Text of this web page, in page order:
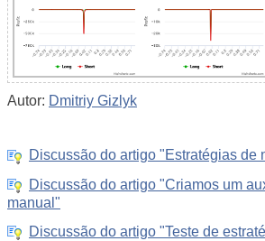
Autor: Dmitriy Gizlyk
Discussão do artigo "Estratégias de
Discussão do artigo "Criamos um
manual"
Discussão do artigo "Teste de